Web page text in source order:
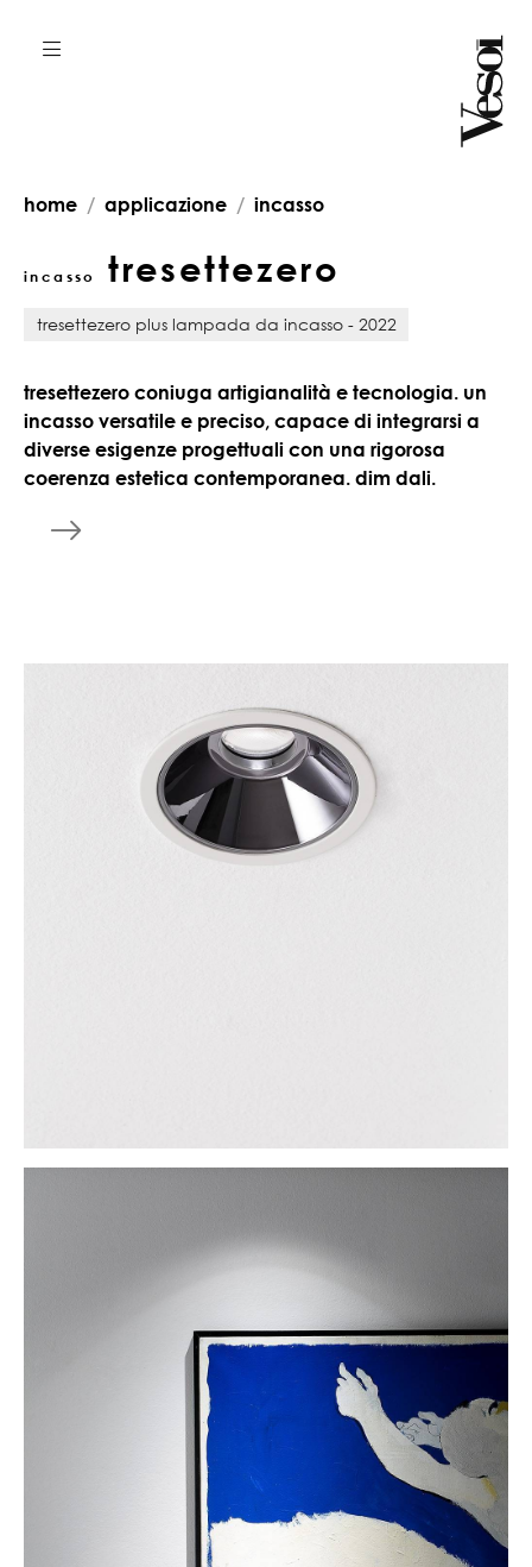
home applicazione incasso
incasso tresettezero
tresettezero plus lampada da incasso - 2022
tresettezero coniuga artigianalità e tecnologia. un
incasso versatile e preciso, capace di integrarsi a
diverse esigenze progettuali con una rigorosa
coerenza estetica contemporanea. dim dali.